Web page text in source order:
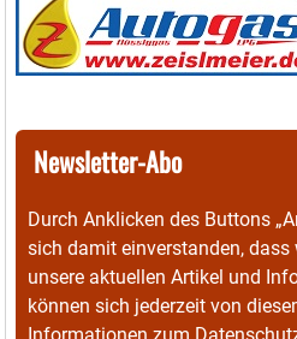
Newsletter-Abo
Durch Anklicken des Buttons
sich damit einverstanden,
unsere aktuellen Artikel und
können sich jederzeit von